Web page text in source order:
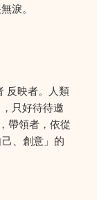
淚。
反映者。人類
只好待待邀
帶領者，依從
、創意」的